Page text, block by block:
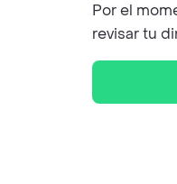
Por el
revisar tu